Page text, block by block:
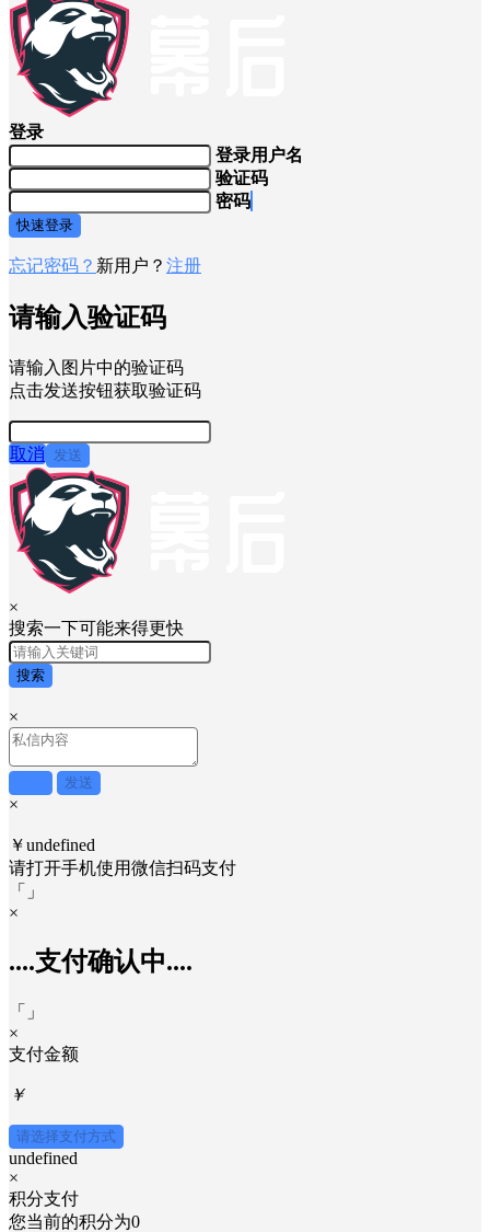
登录
登录用户名
验证码
密码
快速登录
忘记密码？ 新用户？ 注册
请输入验证码
请输入图片中的验证码
点击发送按钮获取验证码
取消 发送
×
搜索一下可能来得更快
搜索
×
发送
×
￥undefined
请打开手机使用微信扫码支付
「
」
×
....支付确认中....
「
」
×
支付金额
￥
请选择支付方式
undefined
×
积分支付
您当前的积分为0